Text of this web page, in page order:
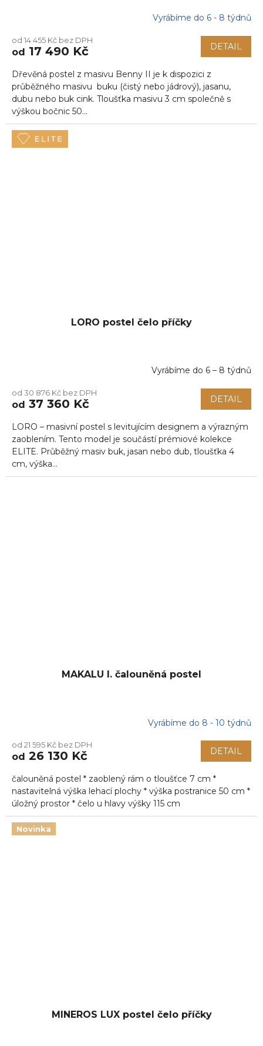
Vyrábíme do 6 - 8 týdnů
od 14 455 Kč bez DPH
od 17 490 Kč DETAIL
Dřevěná postel z masivu Benny II je k dispozici z
průběžného masivu buku (čistý nebo jádrový), jasanu,
dubu nebo buk cink. Tloušťka masivu 3 cm společně s
výškou bočnic 50...
LORO postel čelo příčky
Vyrábíme do 6 – 8 týdnů
od 30 876 Kč bez DPH
od 37 360 Kč DETAIL
LORO – masivní postel s levitujícím designem a výrazným
zaoblením. Tento model je součástí prémiové kolekce
ELITE. Průběžný masiv buk, jasan nebo dub, tloušťka 4
cm, výška...
MAKALU I. čalouněná postel
Vyrábíme do 8 - 10 týdnů
od 21 595 Kč bez DPH
od 26 130 Kč DETAIL
čalouněná postel * zaoblený rám o tloušťce 7 cm *
nastavitelná výška lehací plochy * výška postranice 50 cm *
úložný prostor * čelo u hlavy výšky 115 cm
Novinka
MINEROS LUX postel čelo příčky